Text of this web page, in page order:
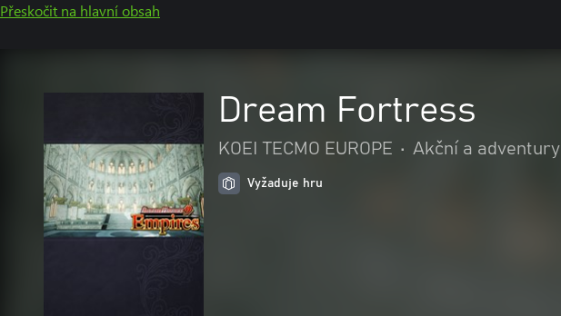
Přeskočit na hlavní obsah
Dream Fortress
KOEI TECMO EUROPE • Akční a adventury
Vyžaduje hru